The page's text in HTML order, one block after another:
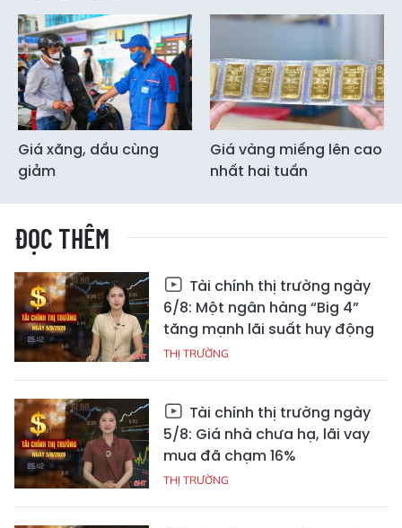
Giá xăng, dầu cùng
giảm
Giá vàng miếng lên cao
nhất hai tuần
ĐỌC THÊM
Tài chính thị trường ngày
6/8: Một ngân hàng “Big 4”
tăng mạnh lãi suất huy động
THỊ TRƯỜNG
Tài chính thị trường ngày
5/8: Giá nhà chưa hạ, lãi vay
mua đã chạm 16%
THỊ TRƯỜNG